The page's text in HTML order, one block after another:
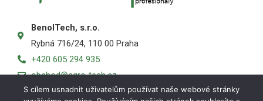
BenolTech, s.r.o.
Rybná 716/24, 110 00 Praha
+420 605 294 935
obchod@agro-tech.cz
S cílem usnadnit uživatelům používat naše webové stránky